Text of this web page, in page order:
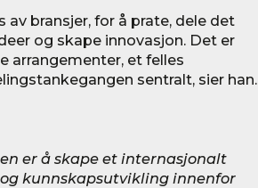
bransjer, for å prate, dele det
og skape innovasjon. Det er
arrangementer, et felles
sentralt, sier han.
er å skape et internasjonalt
kunnskapsutvikling innenfor